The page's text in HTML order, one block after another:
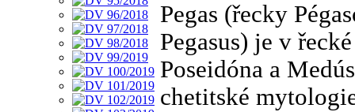
Pegas (řecky
Pegasus) je v
Poseidóna a
chetitské